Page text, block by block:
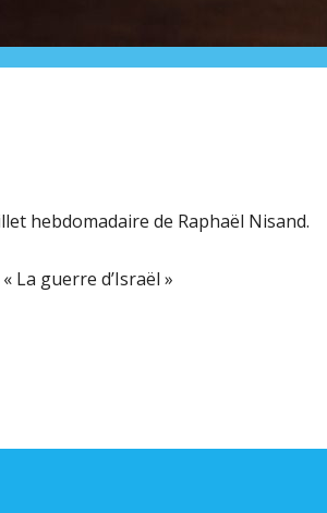
hebdomadaire de Raphaël Nisand.
La guerre d’Israël »